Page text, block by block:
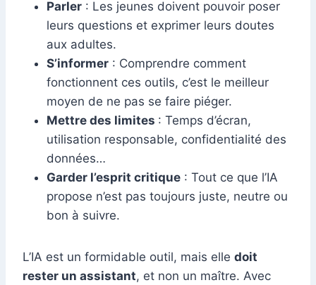
Parler : Les jeunes doivent pouvoir poser
leurs questions et exprimer leurs doutes
aux adultes.
S’informer : Comprendre comment
fonctionnent ces outils, c’est le meilleur
moyen de ne pas se faire piéger.
Mettre des limites : Temps d’écran,
utilisation responsable, confidentialité des
données…
Garder l’esprit critique : Tout ce que l’IA
propose n’est pas toujours juste, neutre ou
bon à suivre.
L’IA est un formidable outil, mais elle doit
rester un assistant, et non un maître. Avec